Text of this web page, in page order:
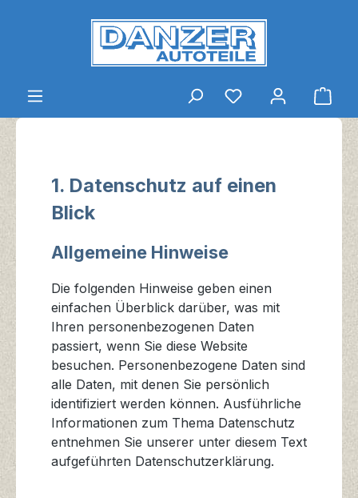
Zum Hauptinhalt springen
Du hast 0
1. Datenschutz auf einen
Blick
Allgemeine Hinweise
Die folgenden Hinweise geben einen
einfachen Überblick darüber, was mit
Ihren personenbezogenen Daten
passiert, wenn Sie diese Website
besuchen. Personenbezogene Daten sind
alle Daten, mit denen Sie persönlich
identifiziert werden können. Ausführliche
Informationen zum Thema Datenschutz
entnehmen Sie unserer unter diesem Text
aufgeführten Datenschutzerklärung.